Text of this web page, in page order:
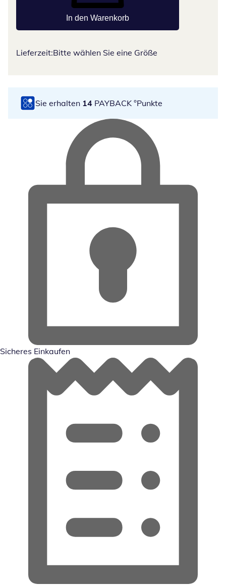
In den Warenkorb
Lieferzeit:Bitte wählen Sie eine Größe
Sie erhalten 14 PAYBACK °Punkte
Sicheres Einkaufen